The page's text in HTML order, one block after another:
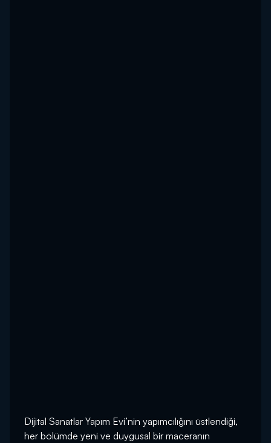
Dijital Sanatlar Yapım Evi’nin yapımcılığını üstlendiği,
her bölümde yeni ve duygusal bir maceranın